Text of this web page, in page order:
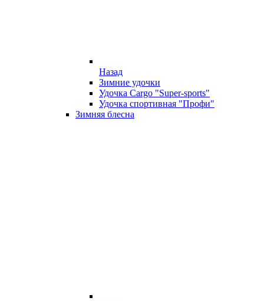
Назад
Зимние удочки
Удочка Cargo "Super-sports"
Удочка спортивная "Профи"
Зимняя блесна